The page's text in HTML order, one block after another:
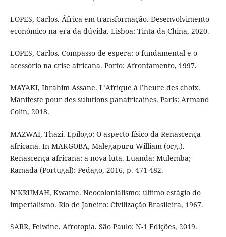
LOPES, Carlos. África em transformação. Desenvolvimento
económico na era da dúvida. Lisboa: Tinta-da-China, 2020.
LOPES, Carlos. Compasso de espera: o fundamental e o
acessório na crise africana. Porto: Afrontamento, 1997.
MAYAKI, Ibrahim Assane. L’Afrique à l’heure des choix.
Manifeste pour des sulutions panafricaines. Paris: Armand
Colin, 2018.
MAZWAI, Thazi. Epílogo: O aspecto físico da Renascença
africana. In MAKGOBA, Malegapuru William (org.).
Renascença africana: a nova luta. Luanda: Mulemba;
Ramada (Portugal): Pedago, 2016, p. 471-482.
N’KRUMAH, Kwame. Neocolonialismo: último estágio do
imperialismo. Rio de Janeiro: Civilização Brasileira, 1967.
SARR, Felwine. Afrotopia. São Paulo: N-1 Edições, 2019.